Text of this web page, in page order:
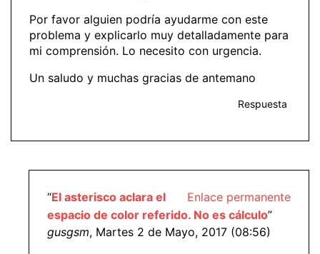
Por favor alguien podría ayudarme con este
problema y explicarlo muy detalladamente para
mi comprensión. Lo necesito con urgencia.
Un saludo y muchas gracias de antemano
Respuesta
Enlace permanente
“El asterisco aclara el
espacio de color referido. No es cálculo”
gusgsm, Martes 2 de Mayo, 2017 (08:56)